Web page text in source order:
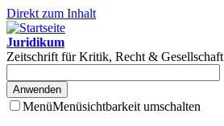
Direkt zum Inhalt
Juridikum
Zeitschrift für Kritik, Recht & Gesellschaft
MenüMenüsichtbarkeit umschalten